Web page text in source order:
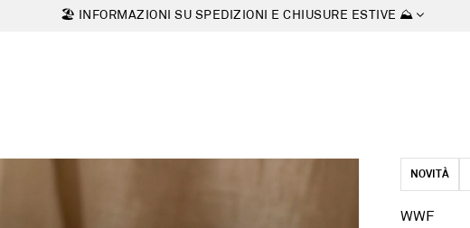
🏖 INFORMAZIONI SU SPEDIZIONI E CHIUSURE ESTIVE ⛰
NOVITÀ
WWF